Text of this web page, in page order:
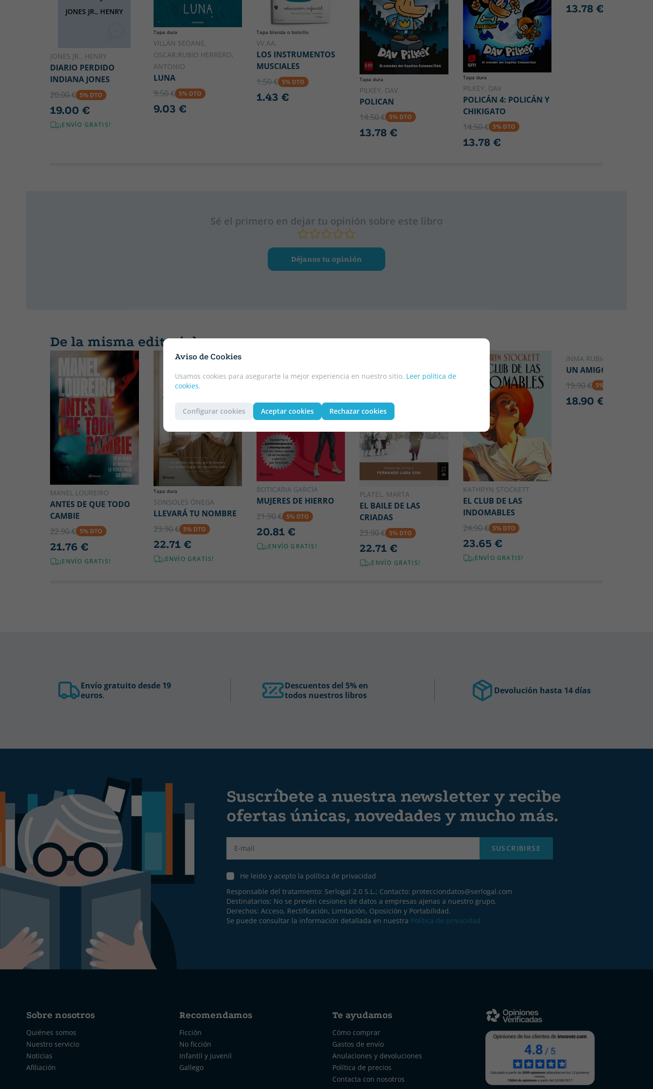
Aviso de Cookies
Usamos cookies para asegurarte la mejor experiencia en nuestro sitio. Leer política de
cookies.
Configurar cookies Aceptar cookies Rechazar cookies
JONES JR., HENRY
JONES JR., HENRY
DIARIO PERDIDO
INDIANA JONES
20.00 € 5% DTO
19.00 €
¡ENVÍO GRATIS!
Tapa dura
VILLÁN SEOANE,
OSCAR;RUBIO HERRERO,
ANTONIO
LUNA
9.50 € 5% DTO
9.03 €
Tapa blanda o bolsillo
VV.AA.
LOS INSTRUMENTOS
MUSCIALES
1.50 € 5% DTO
1.43 €
Tapa dura
PILKEY, DAV
POLICAN
14.50 € 5% DTO
13.78 €
Tapa dura
PILKEY, DAV
POLICÁN 4: POLICÁN Y
CHIKIGATO
14.50 € 5% DTO
13.78 €
13.78 €
Sé el primero en dejar tu opinión sobre este libro
Déjanos tu opinión
De la misma editorial
MANEL LOUREIRO
ANTES DE QUE TODO
CAMBIE
22.90 € 5% DTO
21.76 €
¡ENVÍO GRATIS!
Tapa dura
SONSOLES ÓNEGA
LLEVARÁ TU NOMBRE
23.90 € 5% DTO
22.71 €
¡ENVÍO GRATIS!
BOTICARIA GARCÍA
MUJERES DE HIERRO
21.90 € 5% DTO
20.81 €
¡ENVÍO GRATIS!
PLATEL, MARTA
EL BAILE DE LAS
CRIADAS
23.90 € 5% DTO
22.71 €
¡ENVÍO GRATIS!
KATHRYN STOCKETT
EL CLUB DE LAS
INDOMABLES
24.90 € 5% DTO
23.65 €
¡ENVÍO GRATIS!
INMA RUBIALES
UN AMIGO GRATIS
19.90 € 5% DTO
18.90 €
Envío gratuito desde 19
euros.
Descuentos del 5% en
todos nuestros libros
Devolución hasta 14 días
Suscríbete a nuestra newsletter y recibe
ofertas únicas, novedades y mucho más.
SUSCRIBIRSE
He leído y acepto la política de privacidad
Responsable del tratamiento: Serlogal 2.0 S.L.; Contacto: protecciondatos@serlogal.com
Destinatarios: No se prevén cesiones de datos a empresas ajenas a nuestro grupo.
Derechos: Acceso, Rectificación, Limitación, Oposición y Portabilidad.
Se puede consultar la información detallada en nuestra Política de privacidad
Sobre nosotros
Quiénes somos
Nuestro servicio
Noticias
Afiliación
Recomendamos
Ficción
No ficción
Infantil y juvenil
Gallego
Te ayudamos
Cómo comprar
Gastos de envío
Anulaciones y devoluciones
Política de precios
Contacta con nosotros